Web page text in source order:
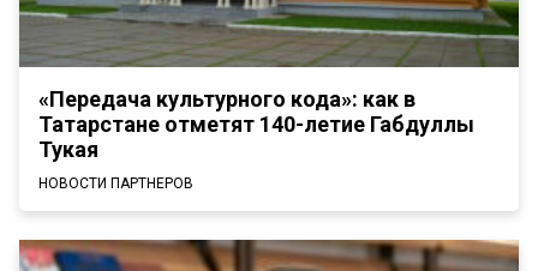
«Передача культурного кода»: как в
Татарстане отметят 140-летие Габдуллы
Тукая
НОВОСТИ ПАРТНЕРОВ